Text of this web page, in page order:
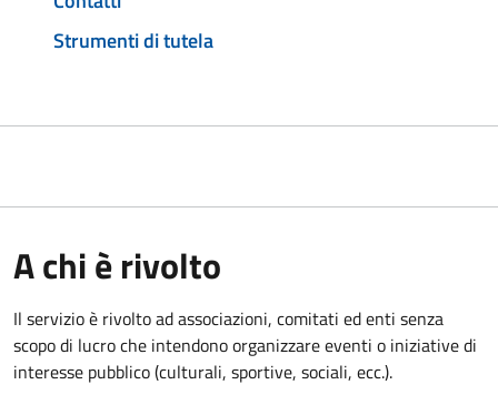
Strumenti di tutela
A chi è rivolto
Il servizio è rivolto ad associazioni, comitati ed enti senza
scopo di lucro che intendono organizzare eventi o iniziative di
interesse pubblico (culturali, sportive, sociali, ecc.).